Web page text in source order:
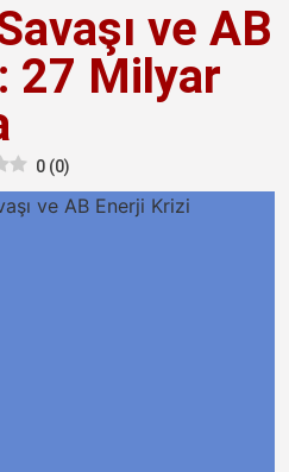
ve AB
27 Milyar
0 (0)